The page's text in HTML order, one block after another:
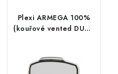
Plexi ARMEGA 100%
(kouřové vented DUAL